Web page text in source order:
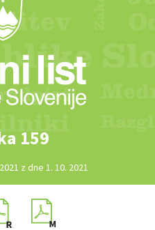
159
z dne 1. 10. 2021